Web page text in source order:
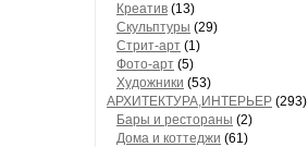
Креатив (13)
Скульптуры (29)
Стрит-арт (1)
Фото-арт (5)
Художники (53)
АРХИТЕКТУРА,ИНТЕРЬЕР (293)
Бары и рестораны (2)
Дома и коттеджи (61)